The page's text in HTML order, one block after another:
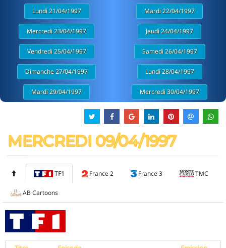
Lundi 21/04/1997 Mardi 22/04/1997
Mercredi 23/04/1997 Jeudi 24/04/1997
Vendredi 25/04/1997 Samedi 26/04/1997
Dimanche 27/04/1997 Lundi 28/04/1997
Mardi 29/04/1997 Mercredi 30/04/1997
MERCREDI 09/04/1997
TF1 France 2 France 3 TMC
AB Cartoons